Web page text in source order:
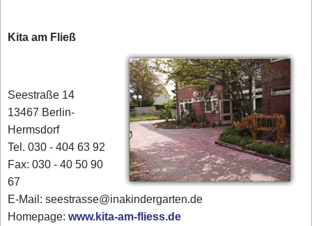
Kita am Fließ
Seestraße 14
13467 Berlin-
Hermsdorf
Tel. 030 - 404 63 92
Fax: 030 - 40 50 90
67
E-Mail: seestrasse@inakindergarten.de
Homepage:www.kita-am-fliess.de